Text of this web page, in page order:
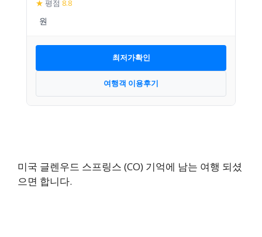
★ 평점 8.8
최저가확인
여행객 이용후기
미국 글렌우드 스프링스 (CO) 기억에 남는 여행 되셨
으면 합니다.